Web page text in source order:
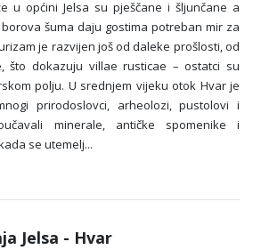
u općini Jelsa su pješčane i šljunčane a
šuma daju gostima potreban mir za
je razvijen još od daleke prošlosti, od
što dokazuju villae rusticae – ostatci su
polju. U srednjem vijeku otok Hvar je
prirodoslovci, arheolozi, pustolovi i
minerale, antičke spomenike i
se utemelj...
Jelsa - Hvar